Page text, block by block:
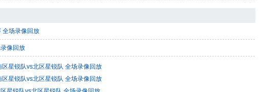
全场录像回放
像回放
星锐队vs北区星锐队 全场录像回放
星锐队vs北区星锐队 全场录像回放